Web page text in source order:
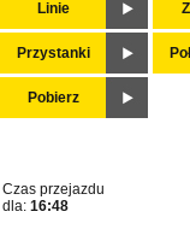
Linie
Przystanki
Pobierz
Czas przejazdu
dla: 16:48